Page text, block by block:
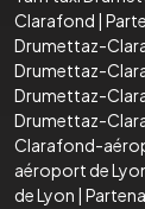
Clarafond |
Drumettaz-
Drumettaz-
Drumettaz-
Drumettaz-
Clarafond-
aéroport de
de Lyon |